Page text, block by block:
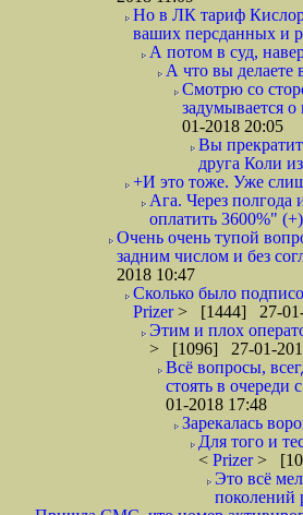
Но в ЛК тариф
ваших персданных и
А потом в суд,
А что вы делаете
Смотрю со
задумывается
01-2018 20:05
Вы
друга Коли
+И это тоже. Уже
Ага. Через
оплатить 3600%" (+)
Очень очень тупой
задним числом и без
2018 10:47
Сколько было
Prizer> [1444] 27-01-
Этим и плох
> [1096] 27-01-
Всё вопросы,
стоять в
01-2018 17:48
Зарекалась
Для того и
< Prizer>
Это всё
поколений